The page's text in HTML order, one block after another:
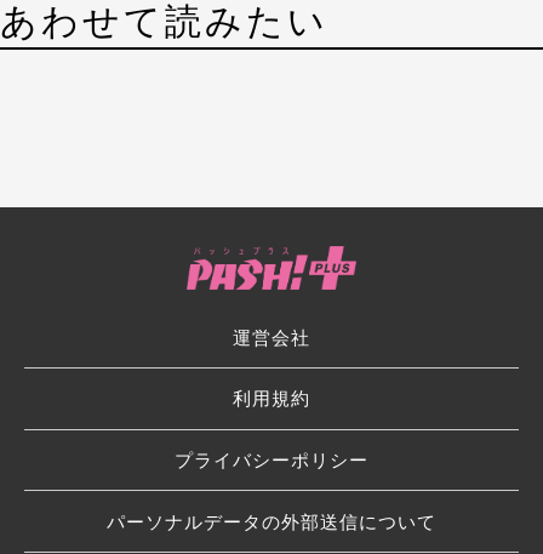
あわせて読みたい
運営会社
利用規約
プライバシーポリシー
パーソナルデータの外部送信について